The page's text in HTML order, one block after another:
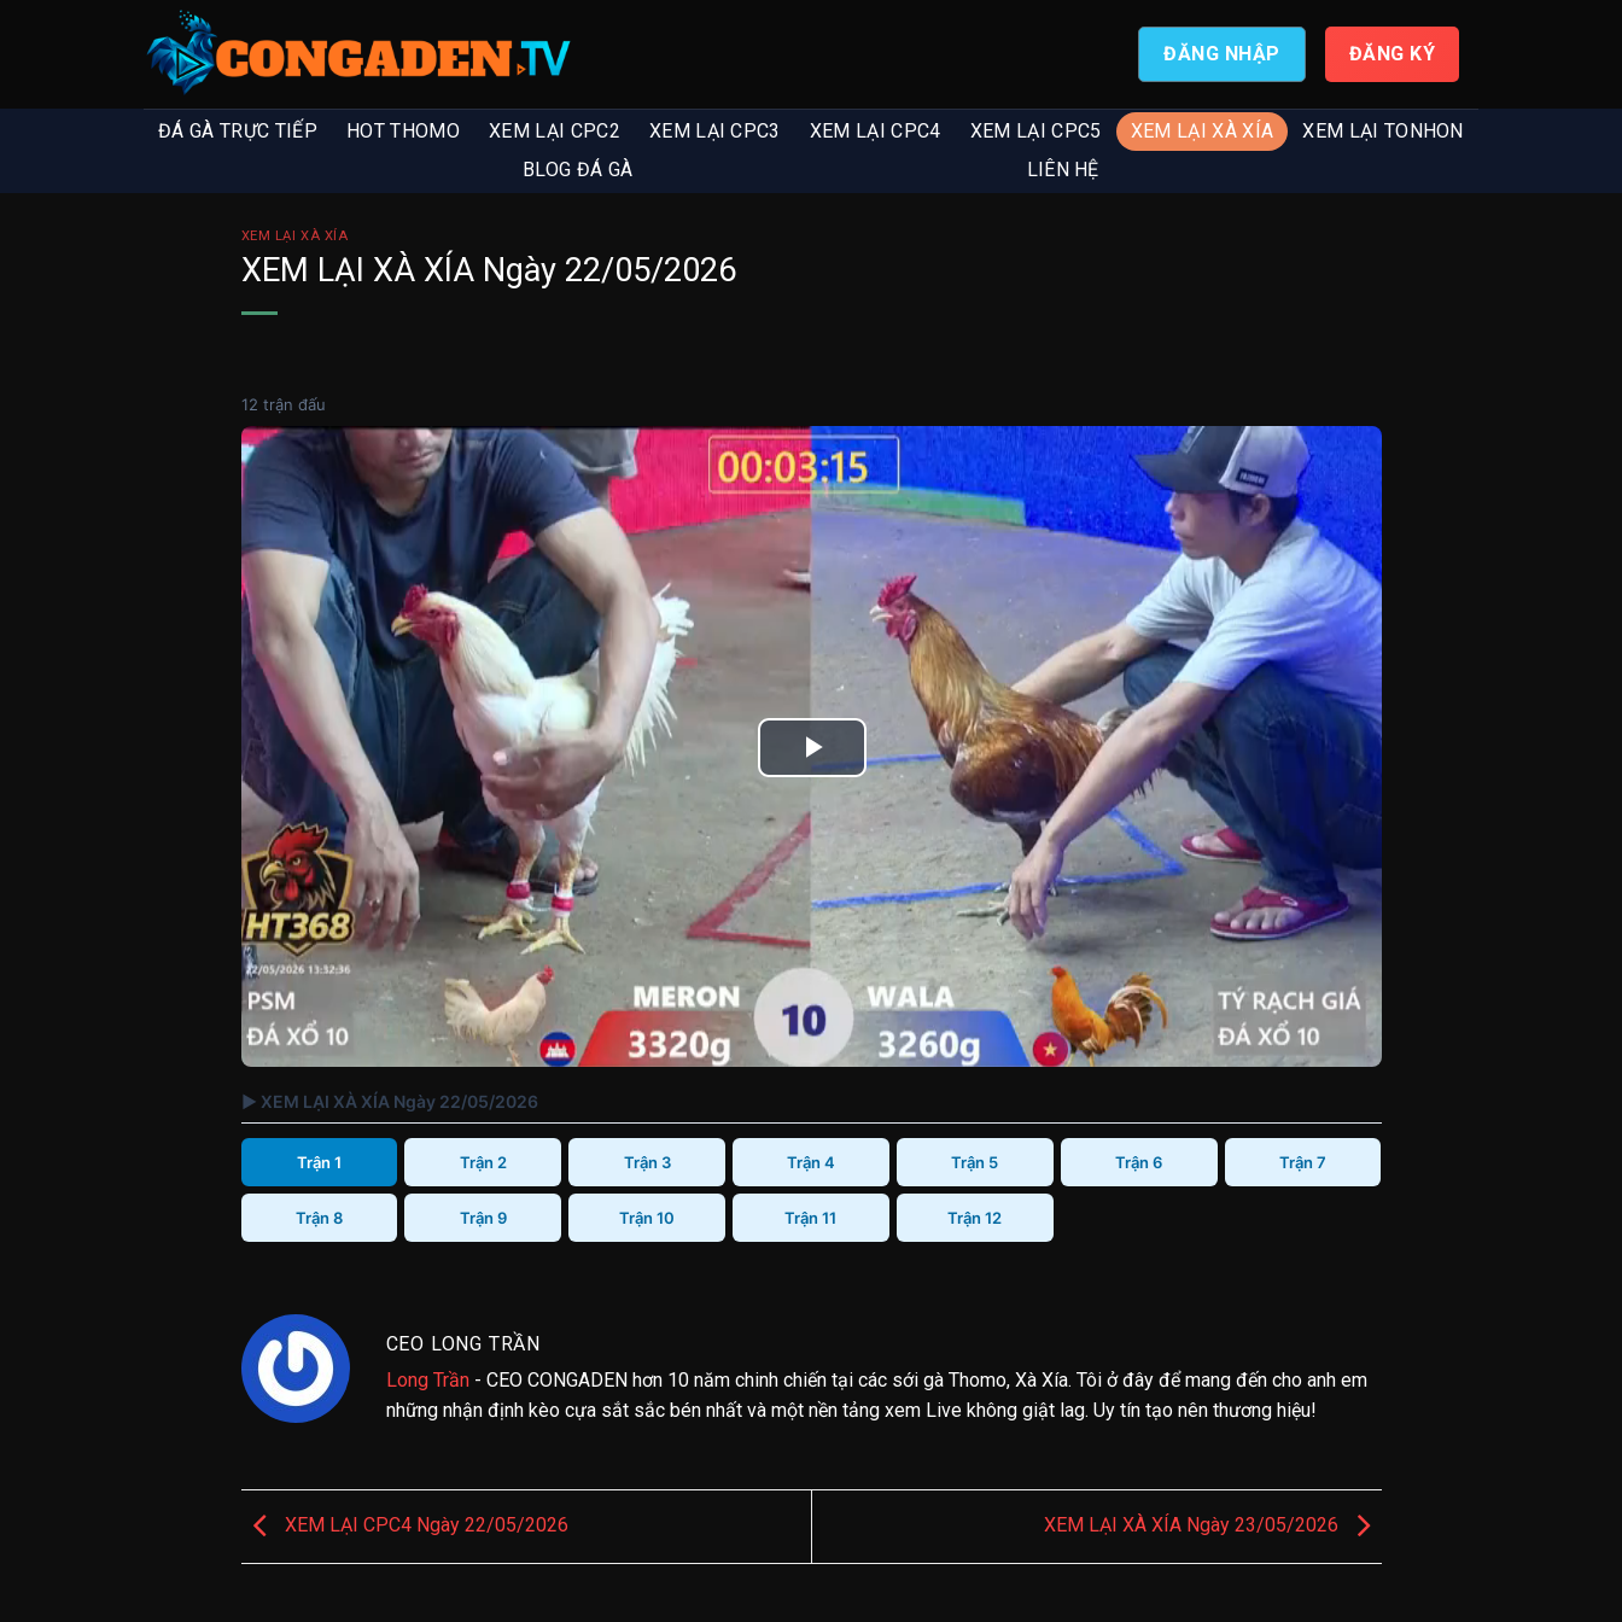
ĐĂNG NHẬP ĐĂNG KÝ
ĐÁ GÀ TRỰC TIẾP HOT THOMO XEM LẠI CPC2 XEM LẠI CPC3 XEM LẠI CPC4 XEM LẠI CPC5 XEM LẠI XÀ XÍA
XEM LẠI TONHON
BLOG ĐÁ GÀ
LIÊN HỆ
XEM LẠI XÀ XÍA
XEM LẠI XÀ XÍA Ngày 22/05/2026
12 trận đấu
▶ XEM LẠI XÀ XÍA Ngày 22/05/2026
Trận 1 Trận 2 Trận 3 Trận 4 Trận 5 Trận 6 Trận 7
Trận 8 Trận 9 Trận 10 Trận 11 Trận 12
CEO LONG TRẦN
Long Trần- CEO CONGADEN hơn 10 năm chinh chiến tại các sới gà Thomo, Xà Xía. Tôi ở đây để mang đến cho anh em
những nhận định kèo cựa sắt sắc bén nhất và một nền tảng xem Live không giật lag. Uy tín tạo nên thương hiệu!
XEM LẠI CPC4 Ngày 22/05/2026 XEM LẠI XÀ XÍA Ngày 23/05/2026